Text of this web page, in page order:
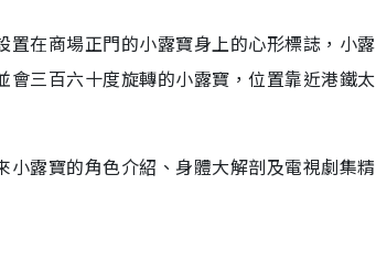
在商場正門的小露寶身上的心形標誌，小露
三百六十度旋轉的小露寶，位置靠近港鐵太
露寶的角色介紹、身體大解剖及電視劇集精